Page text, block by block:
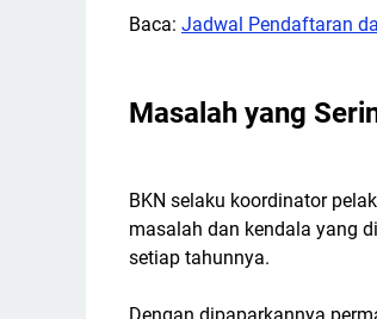
Baca: Jadwal Pendaftaran
Masalah yang
BKN selaku koordinator
masalah dan kendala yang
setiap tahunnya.